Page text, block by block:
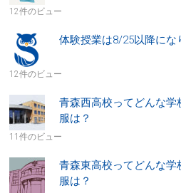
12件のビュー
体験授業は8/25以降にな
12件のビュー
青森西高校ってどんな学
服は？
11件のビュー
青森東高校ってどんな学
服は？